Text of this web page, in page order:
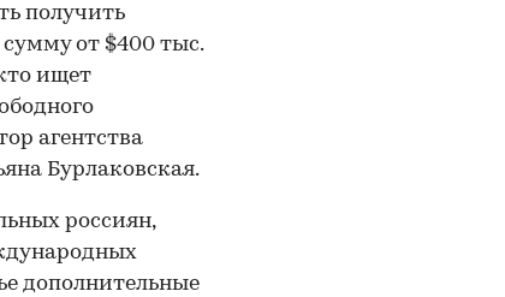
получить
от $400 тыс.
ищет
агентства
Бурлаковская.
россиян,
дополнительные